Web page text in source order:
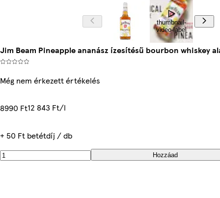
thumbnail-
video-label
Jim Beam Pineapple ananász ízesítésű bourbon whiskey
Még nem érkezett értékelés
8990 Ft12 843 Ft/l
+ 50 Ft betétdíj / db
Hozzáad